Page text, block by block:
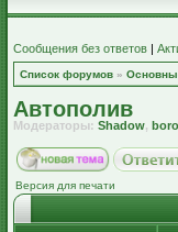
Сообщения без ответов |
Список форумов »
Автополив
Модераторы: Shadow,
Версия для печати